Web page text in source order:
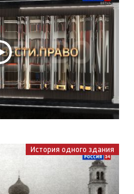
История одного здания